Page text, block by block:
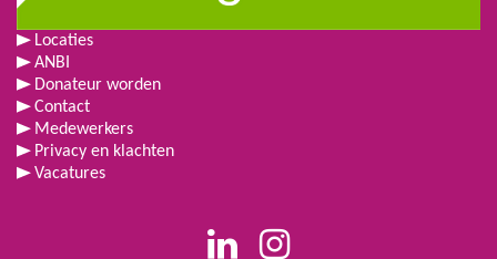
Locaties
ANBI
Donateur worden
Contact
Medewerkers
Privacy en klachten
Vacatures